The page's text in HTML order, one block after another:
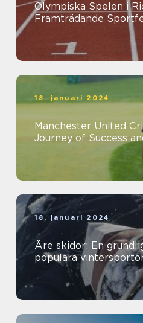
Olympiska Spelen i
Framträdande
18. januari 2024
Manchester United
Journey of Success
18. januari 2024
Åre skidor: En
populära